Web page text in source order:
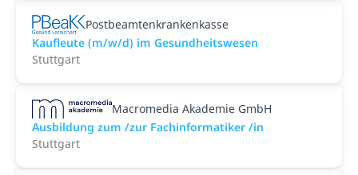
Postbeamtenkrankenkasse
Kaufleute (m/w/d) im Gesundheitswesen
Stuttgart
Macromedia Akademie GmbH
Ausbildung zum /zur Fachinformatiker /in
Stuttgart